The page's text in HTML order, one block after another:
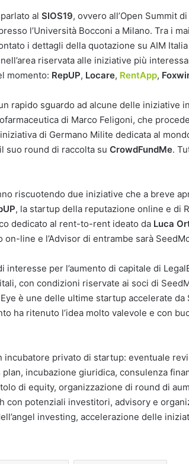
al SIOS19, ovvero all’Open Summit
l’Università Bocconi a Milano. Tra i
i dettagli della quotazione su AIM
riservata alle iniziative più
momento: RepUP, Locare, RentApp,
rapido sguardo ad alcune delle iniziative
di Marco Feligoni, che
di Germano Milite dedicata al
suo round di raccolta su CrowdFundMe.
riscuotendo due iniziative che a breve
, la startup della reputazione online e di
dedicato al rent-to-rent ideato da Luca
line e l’Advisor di entrambe sarà
interesse per l’aumento di capitale di
con condizioni riservate ai soci di
è une delle ultime startup accelerate da
ha ritenuto l’idea molto valevole e con
incubatore privato di startup: eventuale
incubazione giuridica, consulenza
di equity, organizzazione di round di
con potenziali investitori, advisory e
investing, accelerazione delle